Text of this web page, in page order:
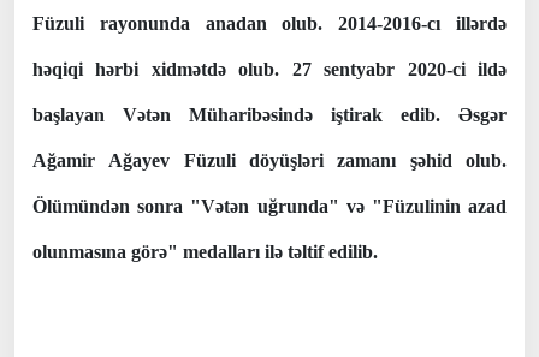
Füzuli rayonunda anadan olub. 2014-2016-cı illərdə
həqiqi hərbi xidmətdə olub. 27 sentyabr 2020-ci ildə
başlayan Vətən Müharibəsində iştirak edib. Əsgər
Ağamir Ağayev Füzuli döyüşləri zamanı şəhid olub.
Ölümündən sonra "Vətən uğrunda" və "Füzulinin azad
olunmasına görə" medalları ilə təltif edilib.